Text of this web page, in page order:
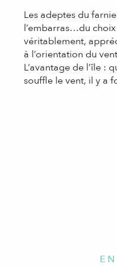
Les adeptes du
l’embarras…du
véritablement,
à l’orientation du
L’avantage de l’île :
souffle le vent, il y a